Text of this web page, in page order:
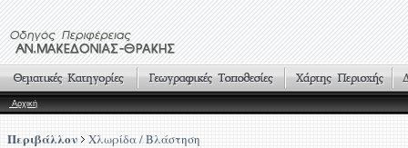
Αρχική
Περιβάλλον Χλωρίδα / Βλάστηση